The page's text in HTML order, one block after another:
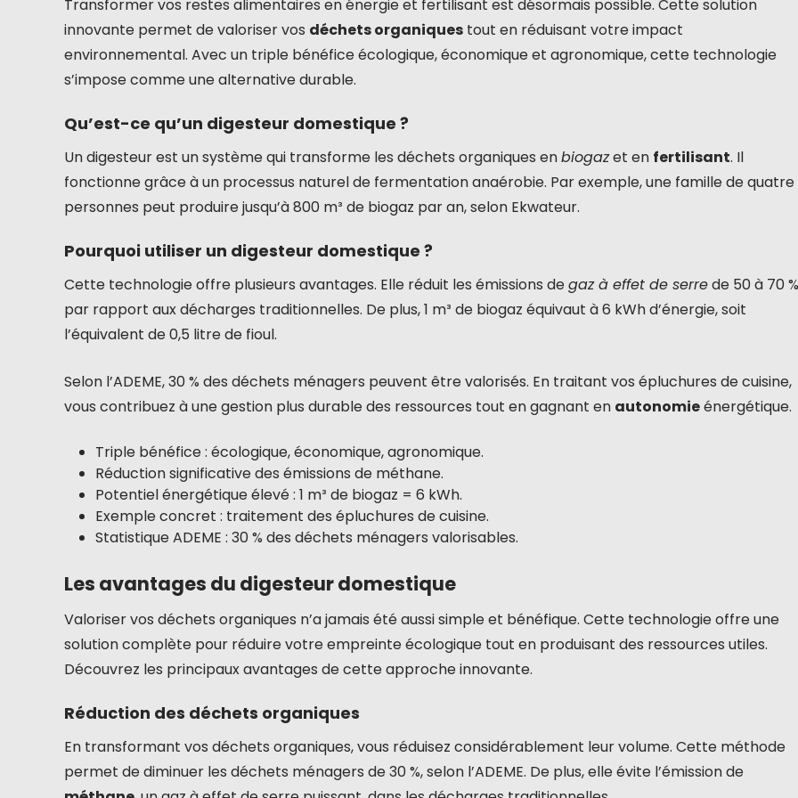
Transformer vos restes alimentaires en énergie et fertilisant est désormais possible. Cette solution
innovante permet de valoriser vos déchets organiques tout en réduisant votre impact
environnemental. Avec un triple bénéfice écologique, économique et agronomique, cette technologie
s’impose comme une alternative durable.
Qu’est-ce qu’un digesteur domestique ?
Un digesteur est un système qui transforme les déchets organiques enbiogazet en fertilisant. Il
fonctionne grâce à un processus naturel de fermentation anaérobie. Par exemple, une famille de quatre
personnes peut produire jusqu’à 800 m³ de biogaz par an, selon Ekwateur.
Pourquoi utiliser un digesteur domestique ?
Cette technologie offre plusieurs avantages. Elle réduit les émissions degaz à effet de serrede 50 à 70 %
par rapport aux décharges traditionnelles. De plus, 1 m³ de biogaz équivaut à 6 kWh d’énergie, soit
l’équivalent de 0,5 litre de fioul.
Selon l’ADEME, 30 % des déchets ménagers peuvent être valorisés. En traitant vos épluchures de cuisine,
vous contribuez à une gestion plus durable des ressources tout en gagnant en autonomieénergétique.
Triple bénéfice : écologique, économique, agronomique.
Réduction significative des émissions de méthane.
Potentiel énergétique élevé : 1 m³ de biogaz = 6 kWh.
Exemple concret : traitement des épluchures de cuisine.
Statistique ADEME : 30 % des déchets ménagers valorisables.
Les avantages du digesteur domestique
Valoriser vos déchets organiques n’a jamais été aussi simple et bénéfique. Cette technologie offre une
solution complète pour réduire votre empreinte écologique tout en produisant des ressources utiles.
Découvrez les principaux avantages de cette approche innovante.
Réduction des déchets organiques
En transformant vos déchets organiques, vous réduisez considérablement leur volume. Cette méthode
permet de diminuer les déchets ménagers de 30 %, selon l’ADEME. De plus, elle évite l’émission de